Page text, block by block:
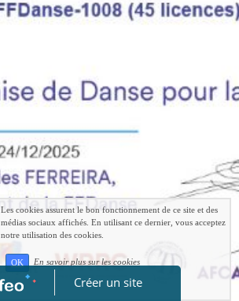
Créer un site
Les cookies assurent le bon fonctionnement de ce site et des
médias sociaux affichés. En utilisant ce dernier, vous acceptez
notre utilisation des cookies.
OK En savoir plus sur les cookies